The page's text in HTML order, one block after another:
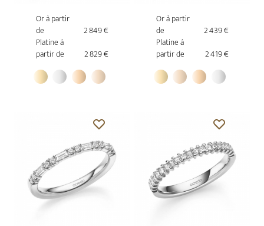
Or à partir
de
2 849 €
Platine à
partir de
2 829 €
Or à partir
de
2 439 €
Platine à
partir de
2 419 €